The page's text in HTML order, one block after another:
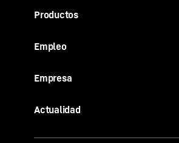
Productos
Empleo
Empresa
Actualidad